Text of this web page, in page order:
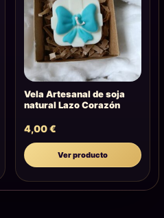
Vela Artesanal de soja
natural Lazo Corazón
4,00€
Ver producto